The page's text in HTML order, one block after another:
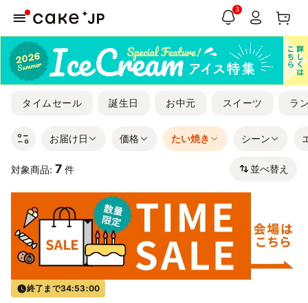
3
タイムセール 誕生日 お中元 スイーツ ラ
お届け日 価格 たい焼き シーン
対象商品: 7 件 並べ替え
終了まで34:53:00